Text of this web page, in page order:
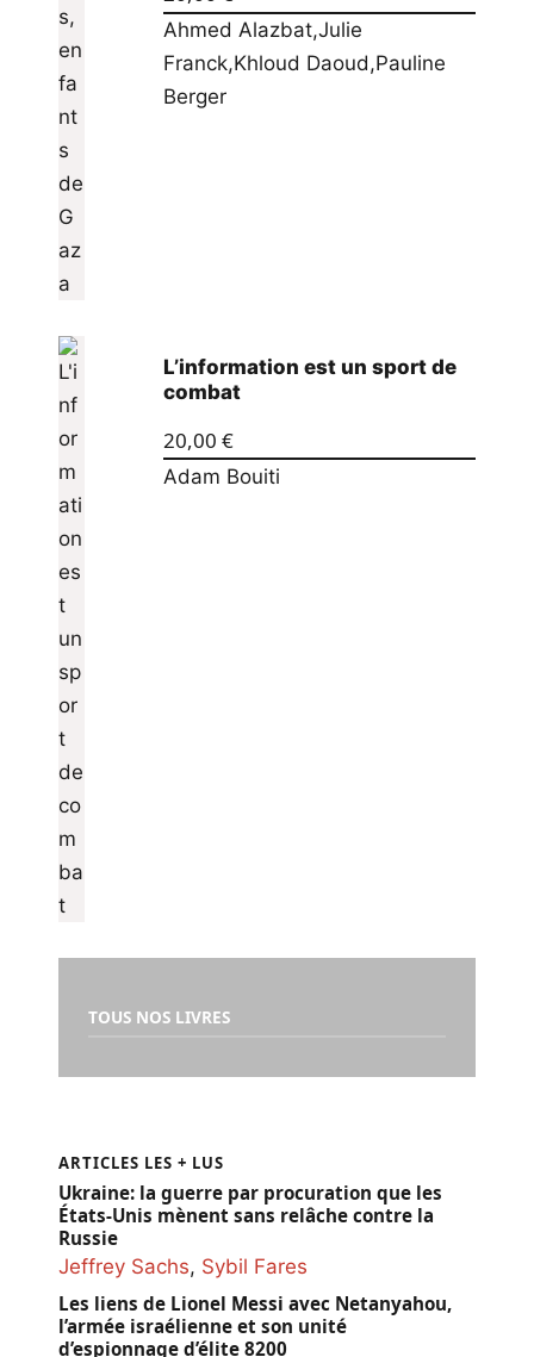
Ahmed Alazbat,Julie
Franck,Khloud Daoud,Pauline
Berger
L’information est un sport de
combat
20,00 €
Adam Bouiti
TOUS NOS LIVRES
ARTICLES LES + LUS
Ukraine: la guerre par procuration que les
États-Unis mènent sans relâche contre la
Russie
Jeffrey Sachs, Sybil Fares
Les liens de Lionel Messi avec Netanyahou,
l’armée israélienne et son unité
d’espionnage d’élite 8200